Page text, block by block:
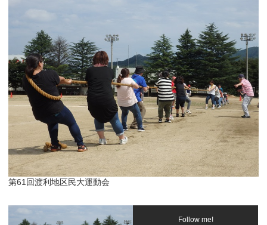
第61回渡利地区民大運動会
Follow me!